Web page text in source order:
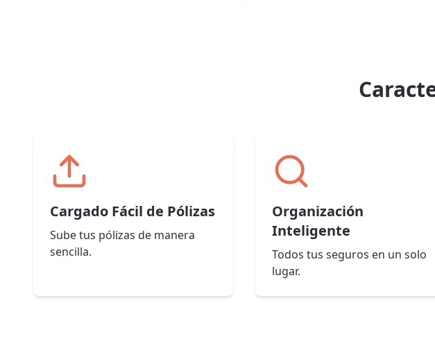
Cargado Fácil de Pólizas
Sube tus pólizas de manera
sencilla.
Organización
Inteligente
Todos tus seguros en un solo
lugar.